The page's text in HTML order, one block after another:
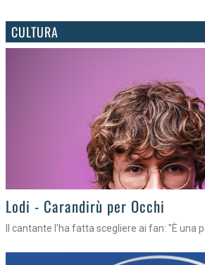
CULTURA
Lodi - Carandirù per Occhi
Il cantante l'ha fatta scegliere ai fan: "È una